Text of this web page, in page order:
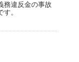
務違反金の事故
。